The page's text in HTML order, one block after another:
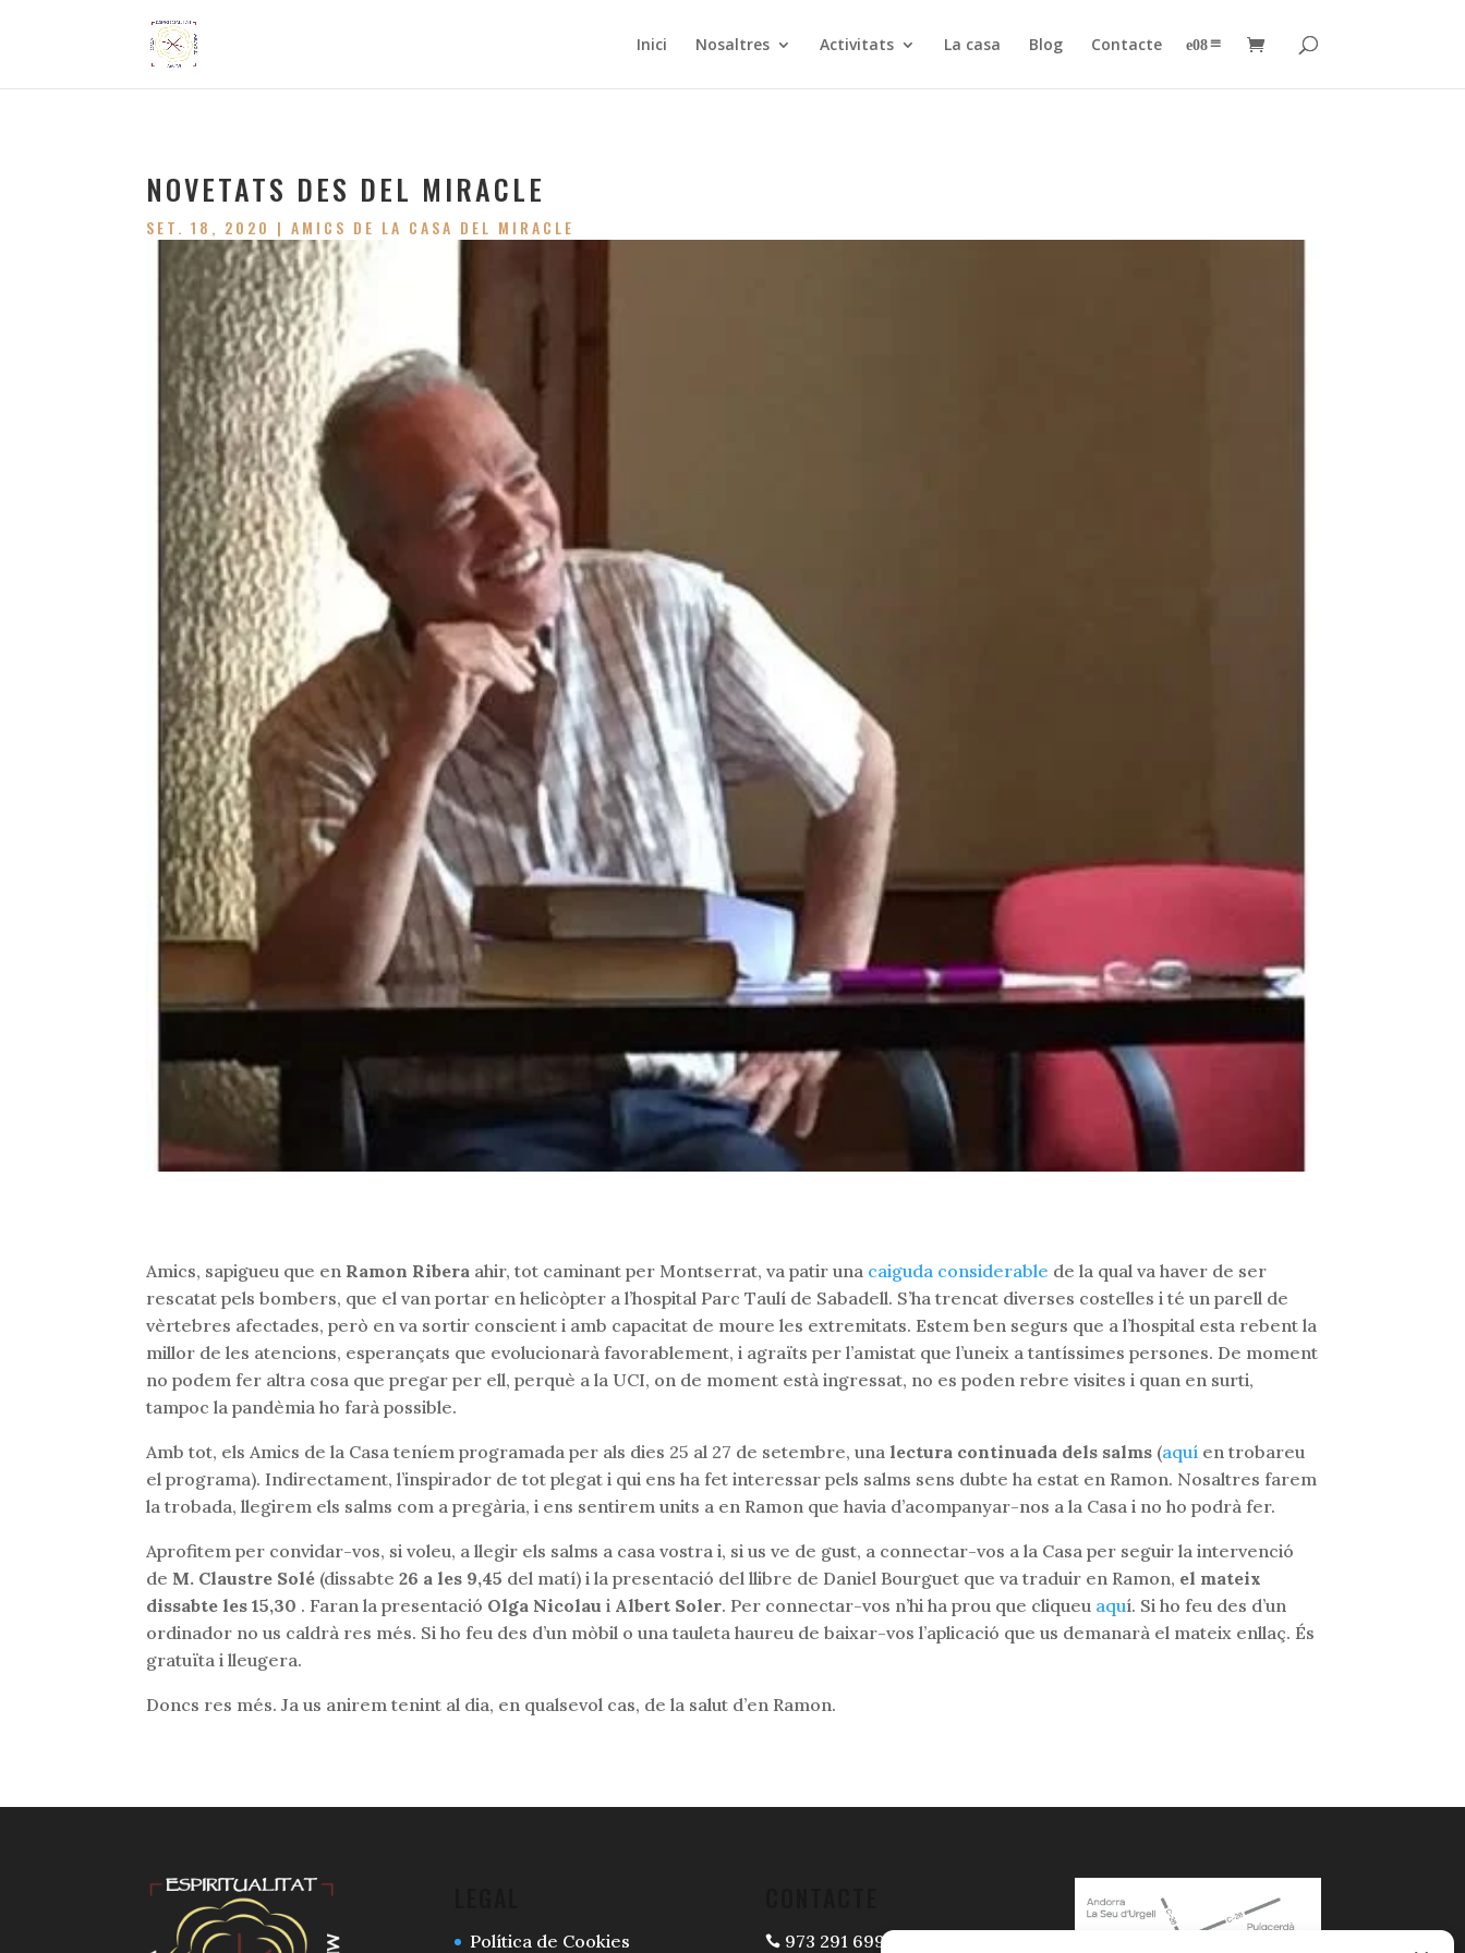
Inici Nosaltres Activitats La casa Blog Contacte –
NOVETATS DES DEL MIRACLE
SET. 18, 2020 |AMICS DE LA CASA DEL MIRACLE
Amics, sapigueu que en Ramon Ribera ahir, tot caminant per Montserrat, va patir una caiguda considerable de la qual va haver de ser
rescatat pels bombers, que el van portar en helicòpter a l’hospital Parc Taulí de Sabadell. S’ha trencat diverses costelles i té un parell de
vèrtebres afectades, però en va sortir conscient i amb capacitat de moure les extremitats. Estem ben segurs que a l’hospital esta rebent la
millor de les atencions, esperançats que evolucionarà favorablement, i agraïts per l’amistat que l’uneix a tantíssimes persones. De moment
no podem fer altra cosa que pregar per ell, perquè a la UCI, on de moment està ingressat, no es poden rebre visites i quan en surti,
tampoc la pandèmia ho farà possible.
Amb tot, els Amics de la Casa teníem programada per als dies 25 al 27 de setembre, una lectura continuada dels salms (aquí en trobareu
el programa). Indirectament, l’inspirador de tot plegat i qui ens ha fet interessar pels salms sens dubte ha estat en Ramon. Nosaltres farem
la trobada, llegirem els salms com a pregària, i ens sentirem units a en Ramon que havia d’acompanyar-nos a la Casa i no ho podrà fer.
Aprofitem per convidar-vos, si voleu, a llegir els salms a casa vostra i, si us ve de gust, a connectar-vos a la Casa per seguir la intervenció
de M. Claustre Solé (dissabte26 a les 9,45 del matí) i la presentació del llibre de Daniel Bourguet que va traduir en Ramon, el mateix
dissabte les 15,30 . Faran la presentació Olga Nicolau i Albert Soler. Per connectar-vos n’hi ha prou que cliqueu aquí. Si ho feu des d’un
ordinador no us caldrà res més. Si ho feu des d’un mòbil o una tauleta haureu de baixar-vos l’aplicació que us demanarà el mateix enllaç. És
gratuïta i lleugera.
Doncs res més. Ja us anirem tenint al dia, en qualsevol cas, de la salut d’en Ramon.
Política de Cookies 973 291 699